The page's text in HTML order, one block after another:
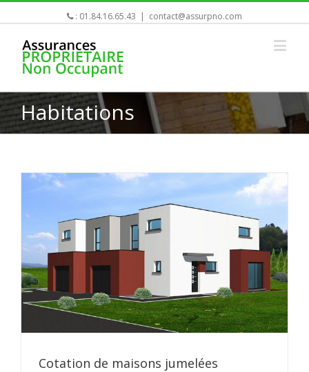
: 01.84.16.65.43 | contact@assurpno.com
Habitations
Cotation de maisons jumelées